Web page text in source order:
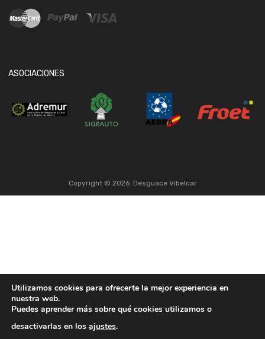
ASOCIACIONES
Copyright © 2026 Desguace Vibelcar
Utilizamos cookies para ofrecerte la mejor experiencia en
nuestra web.
Puedes aprender más sobre qué cookies utilizamos o
desactivarlas en los ajustes.